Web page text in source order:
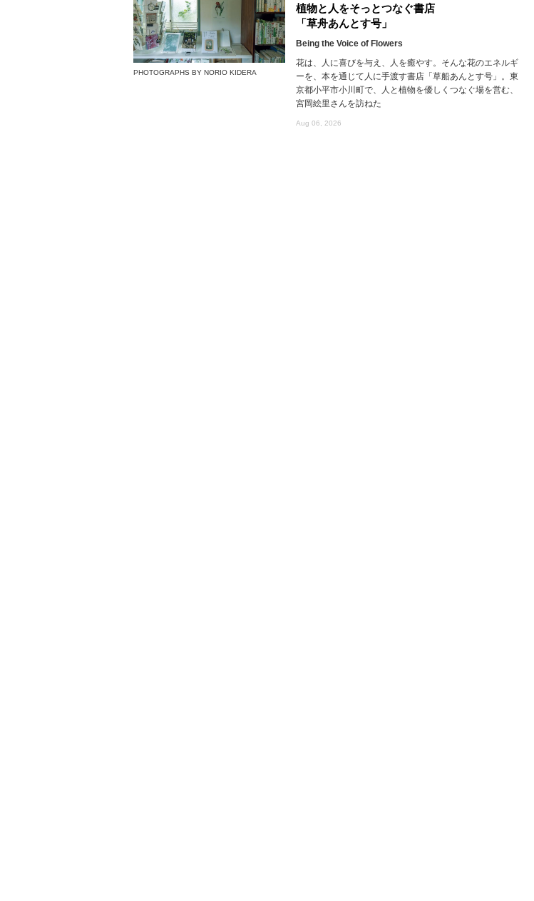
PHOTOGRAPHS BY NORIO KIDERA
植物と人をそっとつなぐ書店
「草舟あんとす号」
Being the Voice of Flowers
花は、人に喜びを与え、人を癒やす。そんな花のエネルギ
ーを、本を通じて人に手渡す書店「草船あんとす号」。東
京都小平市小川町で、人と植物を優しくつなぐ場を営む、
宮岡絵里さんを訪ねた
Aug 06, 2026